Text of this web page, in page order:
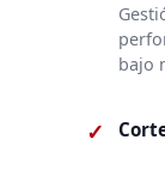
bajo
✓